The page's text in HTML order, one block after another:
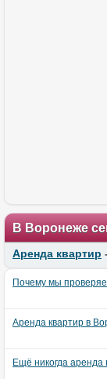
В Воронеже
Аренда квартир
Почему мы
Аренда квартир в
Ещё никогда